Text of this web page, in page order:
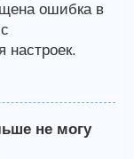
ошибка в
настроек.
не могу